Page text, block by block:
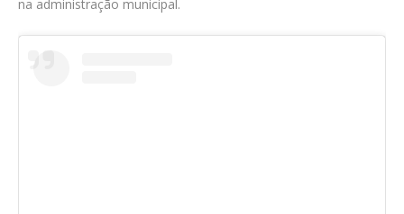
na administração municipal.